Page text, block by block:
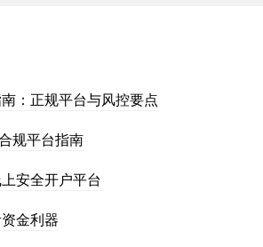
：正规平台与风控要点
规平台指南
安全开户平台
金利器